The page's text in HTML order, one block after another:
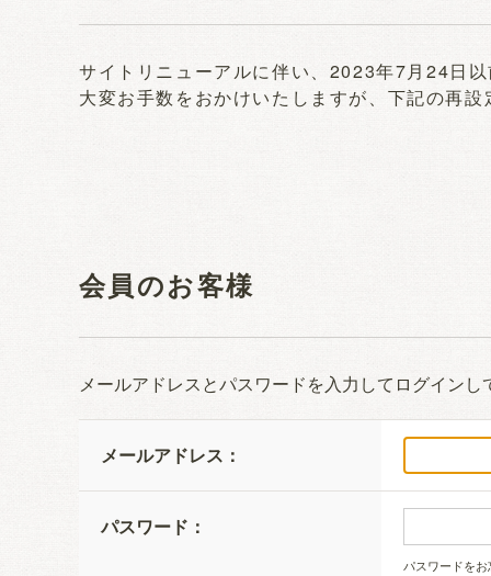
サイトリニューアルに伴い、2023年7月24日
大変お手数をおかけいたしますが、下記の再
会員のお客様
メールアドレスとパスワードを入力してログインし
メールアドレス：
パスワード：
パスワードを